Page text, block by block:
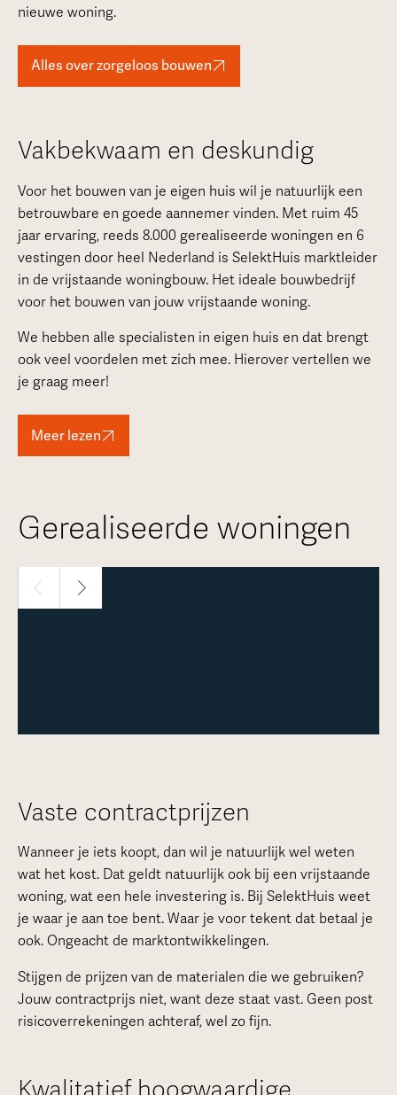
nieuwe woning.
Alles over zorgeloos bouwen
Vakbekwaam en deskundig
Voor het bouwen van je eigen huis wil je natuurlijk een
betrouwbare en goede aannemer vinden. Met ruim 45
jaar ervaring, reeds 8.000 gerealiseerde woningen en 6
vestingen door heel Nederland is SelektHuis marktleider
in de vrijstaande woningbouw. Het ideale bouwbedrijf
voor het bouwen van jouw vrijstaande woning.
We hebben alle specialisten in eigen huis en dat brengt
ook veel voordelen met zich mee. Hierover vertellen we
je graag meer!
Meer lezen
Gerealiseerde woningen
Meer over deze woning
1 / 30
Vaste contractprijzen
Wanneer je iets koopt, dan wil je natuurlijk wel weten
wat het kost. Dat geldt natuurlijk ook bij een vrijstaande
woning, wat een hele investering is. Bij SelektHuis weet
je waar je aan toe bent. Waar je voor tekent dat betaal je
ook. Ongeacht de marktontwikkelingen.
Stijgen de prijzen van de materialen die we gebruiken?
Jouw contractprijs niet, want deze staat vast. Geen post
risicoverrekeningen achteraf, wel zo fijn.